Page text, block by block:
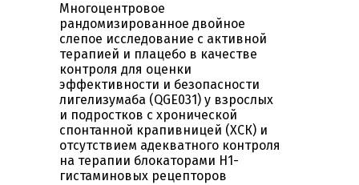
Многоцентровое
рандомизированное двойное
слепое исследование с активной
терапией и плацебо в качестве
контроля для оценки
эффективности и безопасности
лигелизумаба (QGE031) у взрослых
и подростков с хронической
спонтанной крапивницей (ХСК) и
отсутствием адекватного контроля
на терапии блокаторами H1-
гистаминовых рецепторов